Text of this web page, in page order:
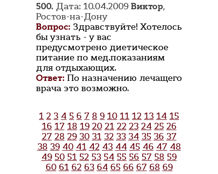
500. Дата: 10.04.2009 Виктор,
Ростов-на-Дону
Вопрос: Здравствуйте! Хотелось
бы узнать - у вас
предусмотрено диетическое
питание по мед.показаниям
для отдыхающих.
Ответ: По назначению лечащего
врача это возможно.
1 2 3 4 5 6 7 8 9 10 11 12 13 14 15
16 17 18 19 20 21 22 23 24 25 26
27 28 29 30 31 32 33 34 35 36 37
38 39 40 41 42 43 44 45 46 47 48
49 50 51 52 53 54 55 56 57 58 59
60 61 62 63 64 65 66 67 68 69